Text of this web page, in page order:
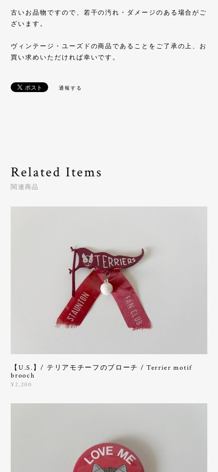
古いお品物ですので、若干の汚れ・ダメージのある場合がご
ざいます。
ヴィンテージ・ユーズドの商品であることをご了承の上、お
買い求めいただければ幸いです。
通報する
Related Items
関連商品
【U.S.】/ テリアモチーフのブローチ / Terrier motif
brooch
¥2,200